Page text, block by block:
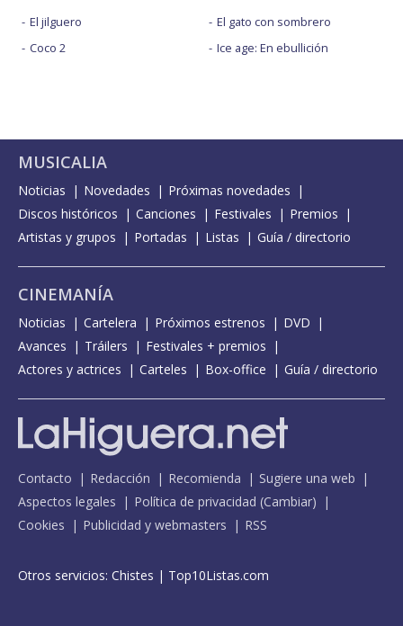
El jilguero
Coco 2
El gato con sombrero
Ice age: En ebullición
MUSICALIA
Noticias Novedades
Próximas novedades
Discos históricos
Canciones Festivales
Premios
Artistas y grupos
Portadas Listas Guía / directorio
CINEMANÍA
Noticias Cartelera Próximos estrenos
DVD
Avances
Tráilers
Festivales + premios
Actores y actrices
Carteles Box-office Guía / directorio
Contacto Redacción Recomienda
Sugiere una web
Aspectos legales
Política de privacidad (Cambiar)
Cookies
Publicidad y webmasters RSS
Otros servicios: Chistes | Top10Listas.com